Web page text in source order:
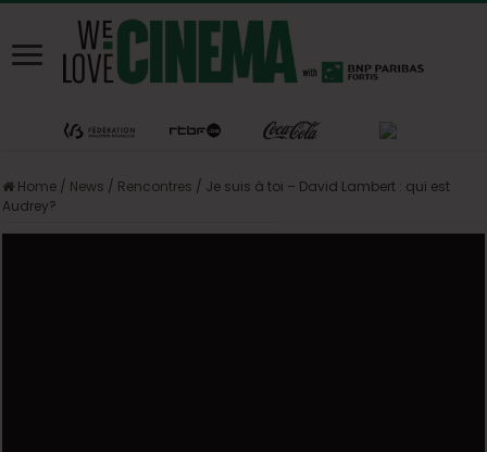
Home / News / Rencontres / Je suis à toi – David Lambert : qui est
Audrey?